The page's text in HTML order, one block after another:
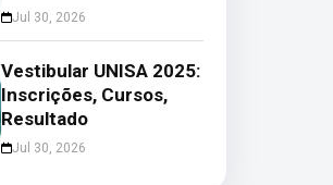
Jul 30, 2026
Vestibular UNISA 2025:
Inscrições, Cursos,
Resultado
Jul 30, 2026